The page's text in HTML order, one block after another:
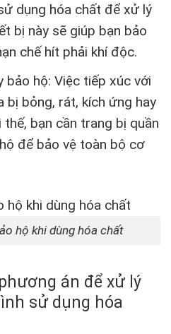
dụng hóa chất để xử lý
bị này sẽ giúp bạn bảo
chế hít phải khí độc.
bảo hộ: Việc tiếp xúc với
bị bỏng, rát, kích ứng hay
thế, bạn cần trang bị quần
để bảo vệ toàn bộ cơ
hộ khi dùng hóa chất
án để xử lý
sử dụng hóa